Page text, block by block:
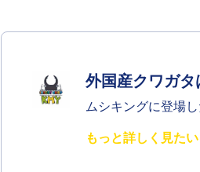
外国産クワガタ
ムシキングに登場
もっと詳しく見たい